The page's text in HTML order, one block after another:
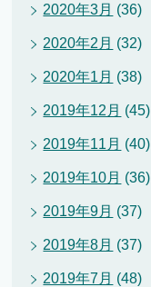
2020年3月 (36)
2020年2月 (32)
2020年1月 (38)
2019年12月 (45)
2019年11月 (40)
2019年10月 (36)
2019年9月 (37)
2019年8月 (37)
2019年7月 (48)